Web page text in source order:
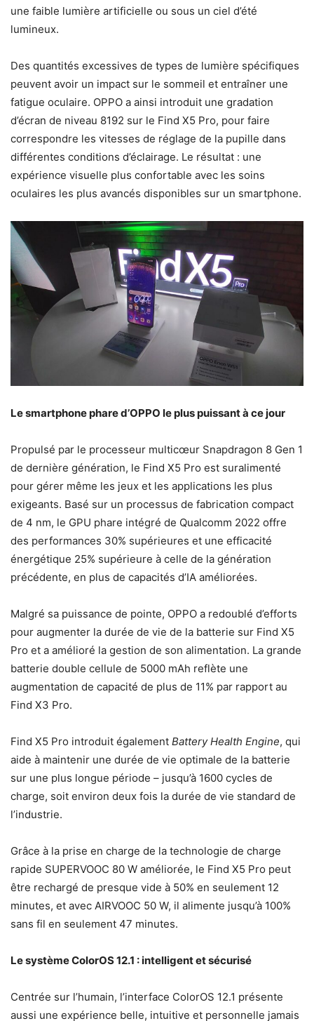
une faible lumière artificielle ou sous un ciel d’été
lumineux.
Des quantités excessives de types de lumière spécifiques
peuvent avoir un impact sur le sommeil et entraîner une
fatigue oculaire. OPPO a ainsi introduit une gradation
d’écran de niveau 8192 sur le Find X5 Pro, pour faire
correspondre les vitesses de réglage de la pupille dans
différentes conditions d’éclairage. Le résultat : une
expérience visuelle plus confortable avec les soins
oculaires les plus avancés disponibles sur un smartphone.
Le smartphone phare d’OPPO le plus puissant à ce jour
Propulsé par le processeur multicœur Snapdragon 8 Gen 1
de dernière génération, le Find X5 Pro est suralimenté
pour gérer même les jeux et les applications les plus
exigeants. Basé sur un processus de fabrication compact
de 4 nm, le GPU phare intégré de Qualcomm 2022 offre
des performances 30% supérieures et une efficacité
énergétique 25% supérieure à celle de la génération
précédente, en plus de capacités d’IA améliorées.
Malgré sa puissance de pointe, OPPO a redoublé d’efforts
pour augmenter la durée de vie de la batterie sur Find X5
Pro et a amélioré la gestion de son alimentation. La grande
batterie double cellule de 5000 mAh reflète une
augmentation de capacité de plus de 11% par rapport au
Find X3 Pro.
Find X5 Pro introduit également Battery Health Engine, qui
aide à maintenir une durée de vie optimale de la batterie
sur une plus longue période – jusqu’à 1600 cycles de
charge, soit environ deux fois la durée de vie standard de
l’industrie.
Grâce à la prise en charge de la technologie de charge
rapide SUPERVOOC 80 W améliorée, le Find X5 Pro peut
être rechargé de presque vide à 50% en seulement 12
minutes, et avec AIRVOOC 50 W, il alimente jusqu’à 100%
sans fil en seulement 47 minutes.
Le système ColorOS 12.1 : intelligent et sécurisé
Centrée sur l’humain, l’interface ColorOS 12.1 présente
aussi une expérience belle, intuitive et personnelle jamais